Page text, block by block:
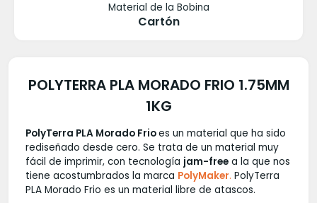
Material de la Bobina
Cartón
POLYTERRA PLA MORADO FRIO 1.75MM
1KG
PolyTerra PLA Morado Frioes un material que ha sido
rediseñado desde cero. Se trata de un material muy
fácil de imprimir, con tecnología jam-free a la que nos
tiene acostumbrados la marca PolyMaker. PolyTerra
PLA Morado Frio es un material libre de atascos.